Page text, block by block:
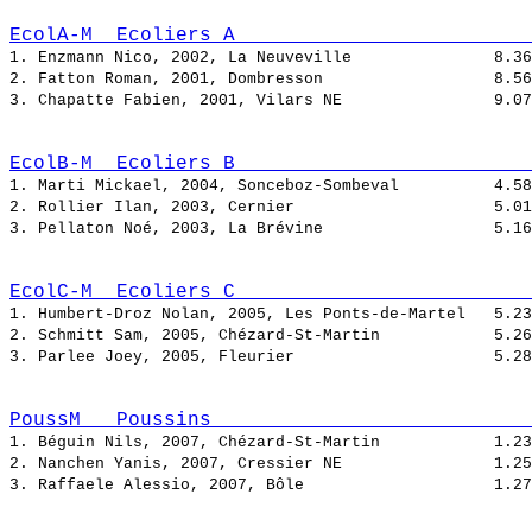
EcolA-M  Ecoliers A
1. Enzmann Nico, 2002, La Neuveville
2. Fatton Roman, 2001, Dombresson
3. Chapatte Fabien, 2001, Vilars NE
EcolB-M  Ecoliers B
1. Marti Mickael, 2004, Sonceboz-Sombeval
2. Rollier Ilan, 2003, Cernier
3. Pellaton Noé, 2003, La Brévine
EcolC-M  Ecoliers C
1. Humbert-Droz Nolan, 2005, Les Ponts-de-Martel
2. Schmitt Sam, 2005, Chézard-St-Martin
3. Parlee Joey, 2005, Fleurier
PoussM   Poussins
1. Béguin Nils, 2007, Chézard-St-Martin
2. Nanchen Yanis, 2007, Cressier NE
3. Raffaele Alessio, 2007, Bôle